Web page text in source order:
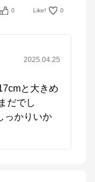
0 Like! 0
2025.04.25
と大きめ
だでし
っかりいか